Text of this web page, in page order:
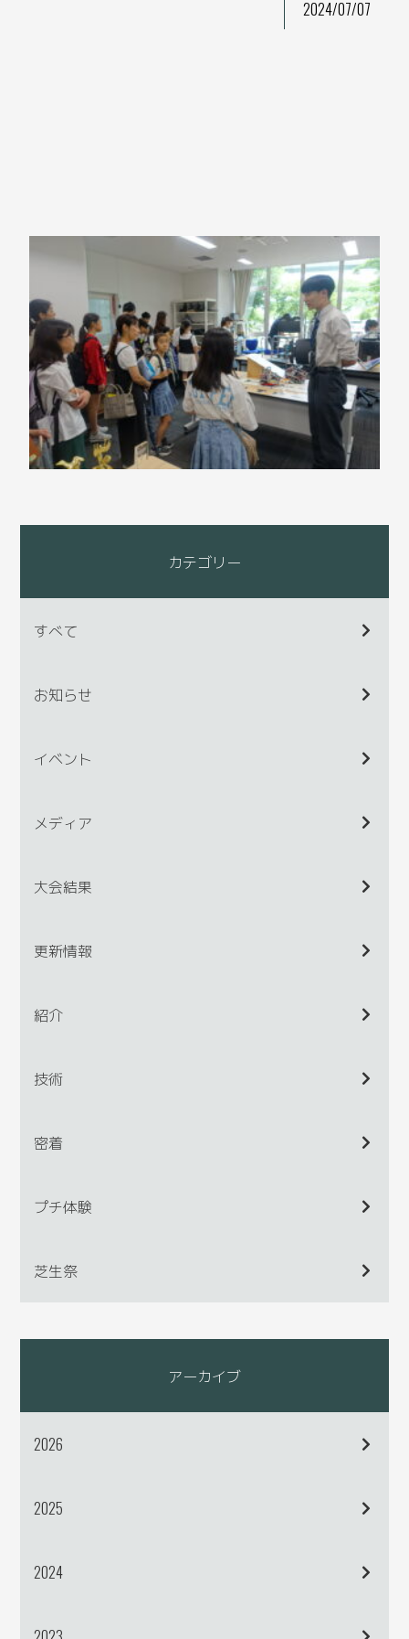
2024/07/07
カテゴリー
すべて
お知らせ
イベント
メディア
大会結果
更新情報
紹介
技術
密着
プチ体験
芝生祭
アーカイブ
2026
2025
2024